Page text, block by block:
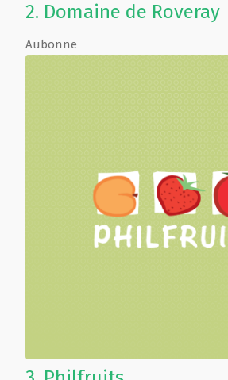
2. Domaine de Roveray
Aubonne